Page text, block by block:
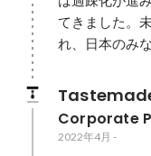
てきました。
れ、日本のみ
Corporate
2022年4月 -